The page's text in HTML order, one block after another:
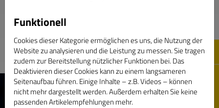
Funktionell
Cookies dieser Kategorie ermöglichen es uns, die Nutzung der
Website zu analysieren und die Leistung zu messen. Sie tragen
zudem zur Bereitstellung nützlicher Funktionen bei. Das
Deaktivieren dieser Cookies kann zu einem langsameren
Seitenaufbau führen. Einige Inhalte – z.B. Videos – können
nicht mehr dargestellt werden. Außerdem erhalten Sie keine
passenden Artikelempfehlungen mehr.